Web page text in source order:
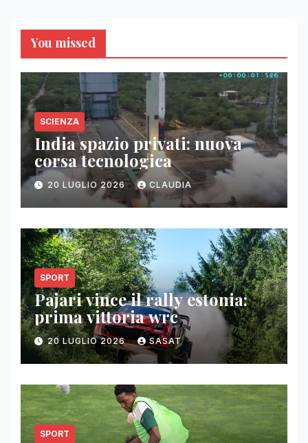
You missed
SCIENZA
India spazio privati: nuova
corsa tecnologica
20 LUGLIO 2026 CLAUDIA
SPORT
Pajari vince il rally estonia:
prima vittoria wrc
20 LUGLIO 2026 SASAT
SPORT